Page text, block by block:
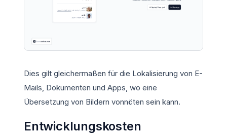
Dies gilt gleichermaßen für die Lokalisierung von E-
Mails, Dokumenten und Apps, wo eine
Übersetzung von Bildern vonnöten sein kann.
Entwicklungskosten